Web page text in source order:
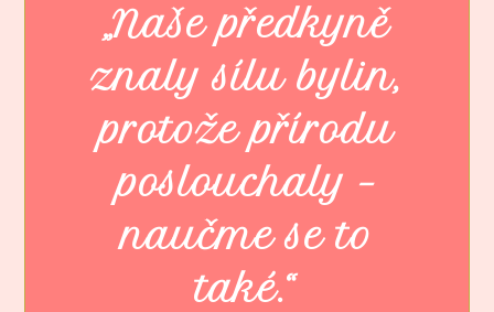
„Naše předkyně
znaly sílu bylin,
protože přírodu
poslouchaly –
naučme se to
také.“